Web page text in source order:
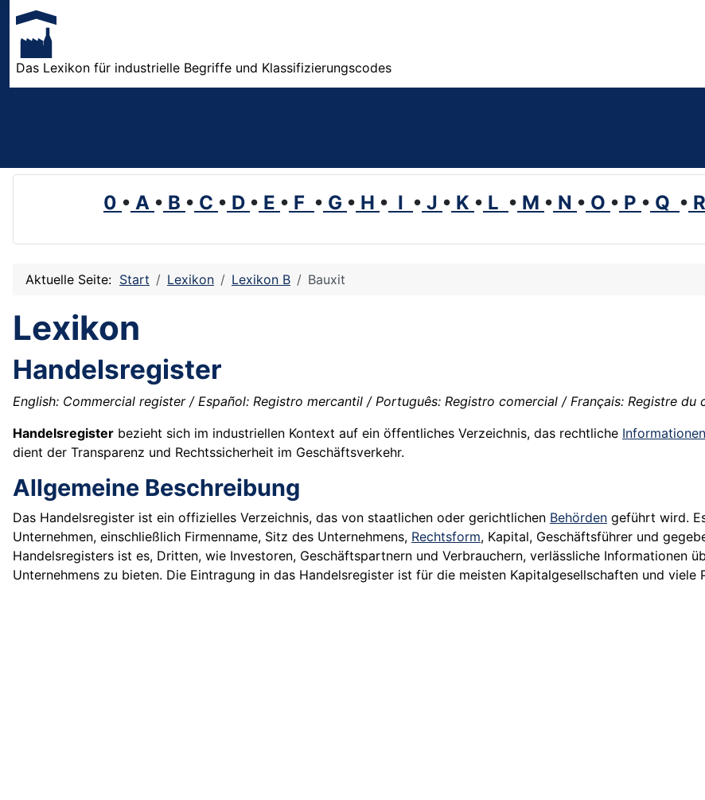
Das Lexikon für industrielle Begriffe und Klassifizierungscodes
0 • A • B • C • D • E • F • G • H • I • J • K • L • M • N • O • P • Q • R
Aktuelle Seite: Start Lexikon Lexikon B Bauxit
Lexikon
Handelsregister
English: Commercial register / Español: Registro mercantil / Português: Registro comercial / Français: Registre
Handelsregister bezieht sich im industriellen Kontext auf ein öffentliches Verzeichnis, das rechtliche Informationen
dient der Transparenz und Rechtssicherheit im Geschäftsverkehr.
Allgemeine Beschreibung
Das Handelsregister ist ein offizielles Verzeichnis, das von staatlichen oder gerichtlichen Behörden geführt wird.
Unternehmen, einschließlich Firmenname, Sitz des Unternehmens, Rechtsform, Kapital, Geschäftsführer und
Handelsregisters ist es, Dritten, wie Investoren, Geschäftspartnern und Verbrauchern, verlässliche Informationen
Unternehmens zu bieten. Die Eintragung in das Handelsregister ist für die meisten Kapitalgesellschaften und viele